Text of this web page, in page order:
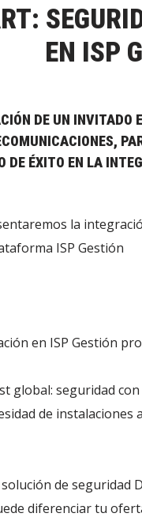
EN ISP
DE UN INVITADO
DE ÉXITO EN LA
la
ISP Gestión
en ISP Gestión
global: seguridad
de instalaciones
de seguridad
diferenciar tu